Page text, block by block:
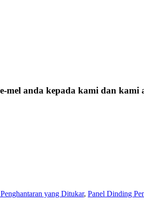
anda kepada kami dan kami
yang Ditukar, Panel Dinding